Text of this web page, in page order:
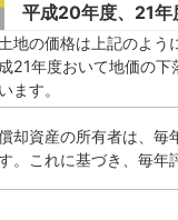
平成20年度、21年
土地の価格は上記のよう
成21年度おいて地価の
います。
却資産の所有者は、毎
。これに基づき、毎年